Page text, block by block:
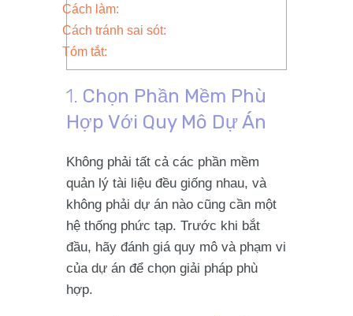
Cách làm:
Cách tránh sai sót:
Tóm tắt:
1. Chọn Phần Mềm Phù
Hợp Với Quy Mô Dự Án
Không phải tất cả các phần mềm
quản lý tài liệu đều giống nhau, và
không phải dự án nào cũng cần một
hệ thống phức tạp. Trước khi bắt
đầu, hãy đánh giá quy mô và phạm vi
của dự án để chọn giải pháp phù
hợp.